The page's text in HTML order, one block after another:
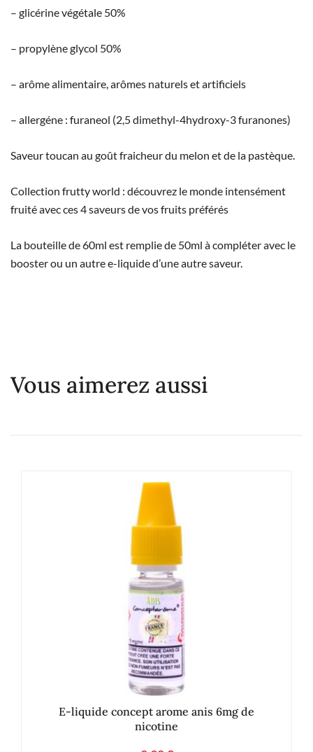
– glicérine végétale 50%
– propylène glycol 50%
– arôme alimentaire, arômes naturels et artificiels
– allergéne : furaneol (2,5 dimethyl-4hydroxy-3 furanones)
Saveur toucan au goût fraicheur du melon et de la pastèque.
Collection frutty world : découvrez le monde intensément
fruité avec ces 4 saveurs de vos fruits préférés
La bouteille de 60ml est remplie de 50ml à compléter avec le
booster ou un autre e-liquide d’une autre saveur.
Vous aimerez aussi
E-liquide concept arome anis 6mg de
nicotine